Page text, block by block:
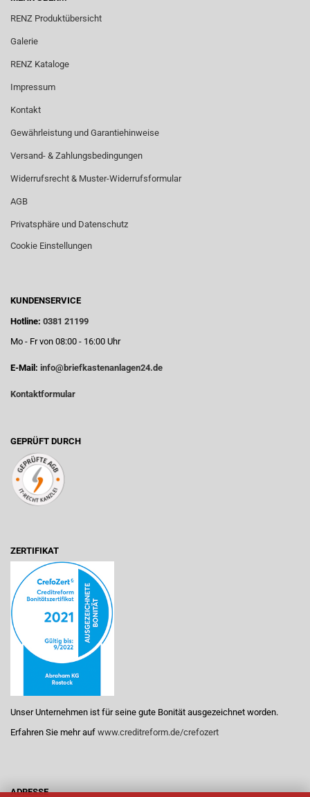
RENZ Produktübersicht
Galerie
RENZ Kataloge
Impressum
Kontakt
Gewährleistung und Garantiehinweise
Versand- & Zahlungsbedingungen
Widerrufsrecht & Muster-Widerrufsformular
AGB
Privatsphäre und Datenschutz
Cookie Einstellungen
KUNDENSERVICE
Hotline: 0381 21199
Mo - Fr von 08:00 - 16:00 Uhr
E-Mail: info@briefkastenanlagen24.de
Kontaktformular
GEPRÜFT DURCH
ZERTIFIKAT
Unser Unternehmen ist für seine gute Bonität ausgezeichnet worden.
Erfahren Sie mehr auf www.creditreform.de/crefozert
ADRESSE